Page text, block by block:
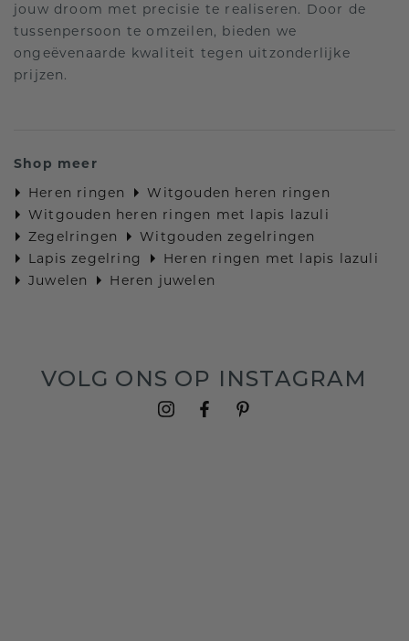
jouw droom met precisie te realiseren. Door de
tussenpersoon te omzeilen, bieden we
ongeëvenaarde kwaliteit tegen uitzonderlijke
prijzen.
Shop meer
Heren ringen
Witgouden heren ringen
Witgouden heren ringen met lapis lazuli
Zegelringen
Witgouden zegelringen
Lapis zegelring
Heren ringen met lapis lazuli
Juwelen
Heren juwelen
VOLG ONS OP INSTAGRAM